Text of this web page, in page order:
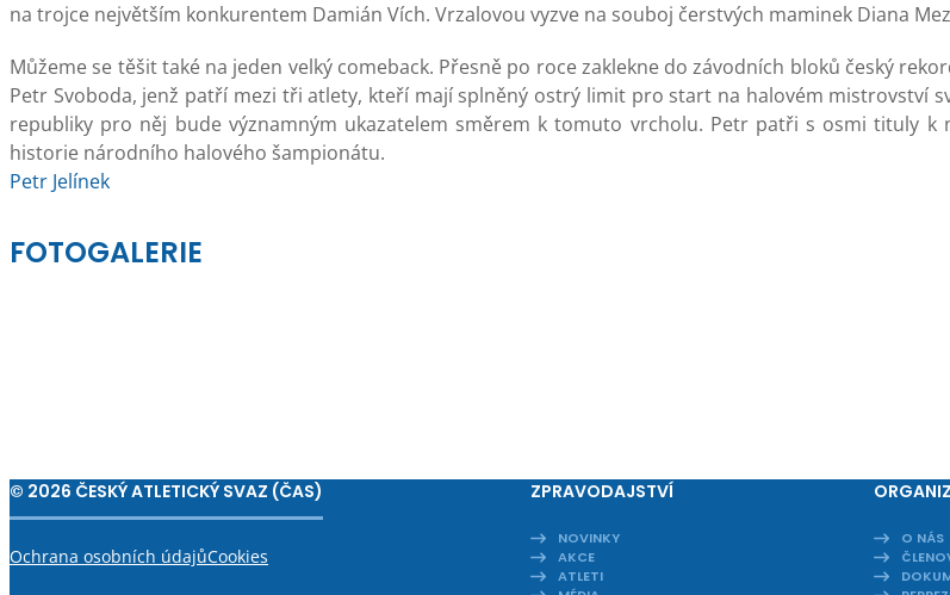
na trojce největším konkurentem Damián Vích. Vrzalovou vyzve na souboj čerstvých maminek Diana
Můžeme se těšit také na jeden velký comeback. Přesně po roce zaklekne do závodních bloků český
Petr Svoboda, jenž patří mezi tři atlety, kteří mají splněný ostrý limit pro start na halovém mistrovství
republiky pro něj bude významným ukazatelem směrem k tomuto vrcholu. Petr patři s osmi tituly k
historie národního halového šampionátu.
Petr Jelínek
FOTOGALERIE
© 2026 ČESKÝ ATLETICKÝ SVAZ (ČAS)
Ochrana osobních údajůCookies
ZPRAVODAJSTVÍ
NOVINKY
AKCE
ATLETI
O NÁS